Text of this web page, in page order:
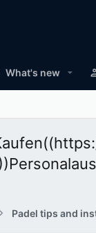
What's new
Padel tips and